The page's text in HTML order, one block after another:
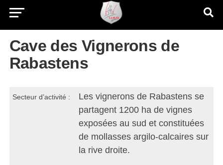
Cave des Vignerons de
Rabastens
Secteur d’activité :
Les vignerons de Rabastens se
partagent 1200 ha de vignes
exposées au sud et constituées
de mollasses argilo-calcaires sur
la rive droite.